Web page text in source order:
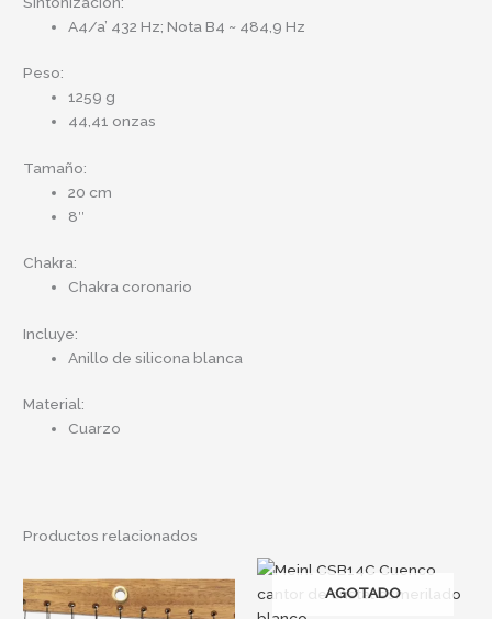
A4/a’ 432 Hz; Nota B4 ~ 484,9 Hz
Peso:
1259 g
44,41 onzas
Tamaño:
20 cm
8″
Chakra:
Chakra coronario
Incluye:
Anillo de silicona blanca
Material:
Cuarzo
Productos relacionados
AGOTADO